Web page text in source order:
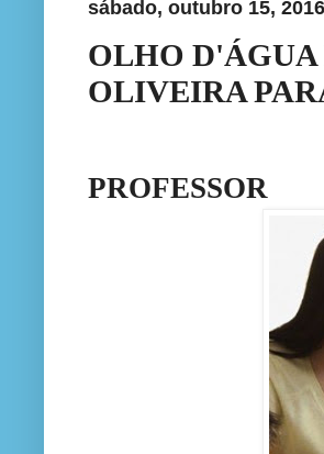
sábado, outubro 15, 2016
OLHO D'ÁGUA
OLIVEIRA
PROFESSOR